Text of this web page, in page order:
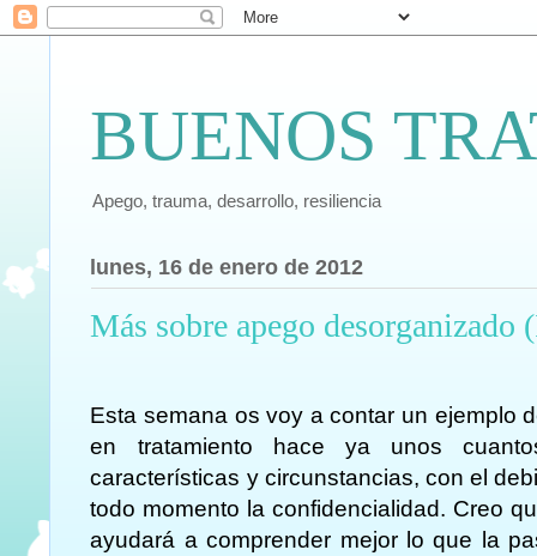
BUENOS
Apego, trauma, desarrollo, resiliencia
lunes, 16 de enero de 2012
Más sobre apego
Esta semana os voy a contar un ejemplo
en tratamiento hace ya unos
características y circunstancias, con el
todo momento la confidencialidad. Creo
ayudará a comprender mejor lo que la